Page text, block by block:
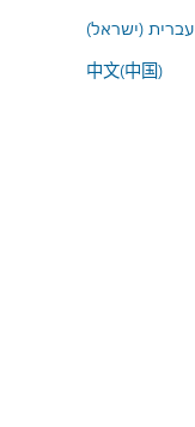
עברית (ישראל)
中文(中国)